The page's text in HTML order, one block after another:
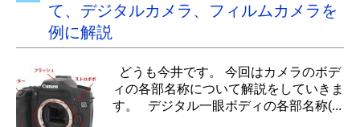
て、デジタルカメラ、フィルムカメラを
例に解説
どうも今井です。 今回はカメラのボデ
ィの各部名称について解説をしていきま
す。 デジタル一眼ボディの各部名称(...